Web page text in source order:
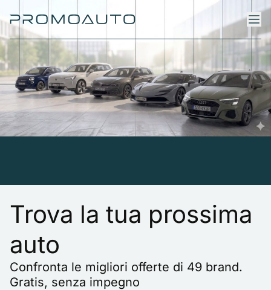
Trova la tua prossima
auto
Confronta le migliori offerte di 49 brand.
Gratis, senza impegno